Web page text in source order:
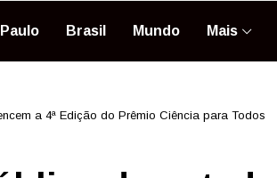
Brasil Mundo Mais
a 4ª Edição do Prêmio Ciência para Todos